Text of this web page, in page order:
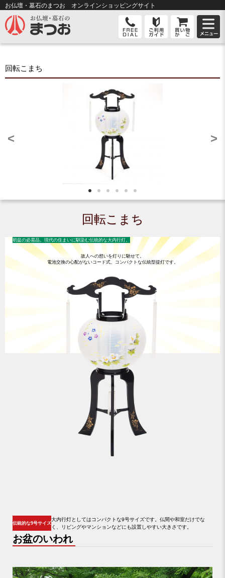
お仏壇・墓石のまつお オンラインショッピングサイト
回転こまち
< >
回転こまち
初盆の必需品。現代の住まいに馴染む伝統的な大内行灯。
故人への想いを灯りに馳せて。
電池交換の心配がないコード式、コンパクトな伝統型提灯です。
伝統的な9号サイズ
大内行灯としてはコンパクトな9号サイズです。仏間や和室だけでな
く、
リビングやマンションなどにも設置しやすい大きさです。
お盆のいわれ